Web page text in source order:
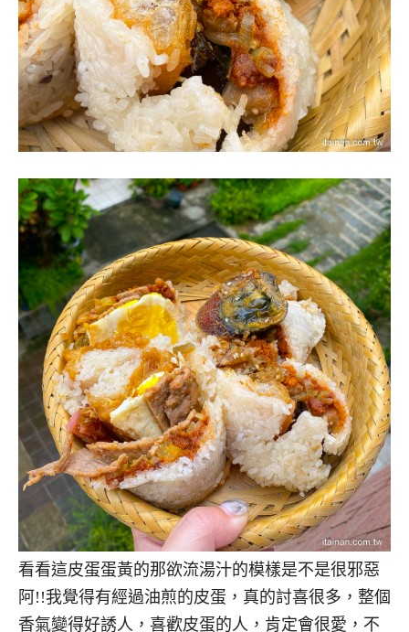
看看這皮蛋蛋黃的那欲流湯汁的模樣是不是很邪惡
阿!!我覺得有經過油煎的皮蛋，真的討喜很多，整個
香氣變得好誘人，喜歡皮蛋的人，肯定會很愛，不